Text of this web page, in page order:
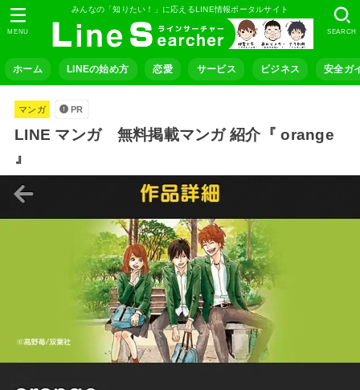
みんなの「知りたい！」に応えるLINE情報ポータルサイト
ホーム LINEの始め方 恋愛 サービス ビジネス 安全ガ
SEARCH
MENU
マンガ PR
LINE マンガ 無料掲載マンガ 紹介『 orange
』